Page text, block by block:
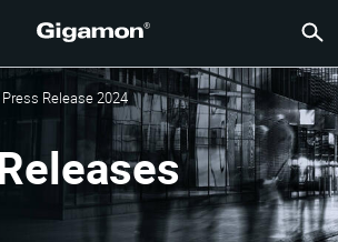
파이프라인 (GIGAMON DEEP
클라
기가몬
AWS
네트
기가몬
SSL/
애플리
데이
기가몬
HC 시리
트래
기가몬
클라
클라우
멀티 클
클라우
횡구간(
데이
도구 비
중단 없
제어 기
네트
제로 트
네트워
산업계
연방
금융 서
헬스케어
IoT, OT,
파트
기술 제
채널 파
파트너
파트
파트너
이미
파트너
개요
지원 및
정책
보증
지원
지원 문
교육 서
전문가
VÜE
고객
토론 포
참조 문
제품 문
고객
View 모
리소스
리소스
학습 센
기술 허
웨비나
하는 이유
뉴스
블로그
이벤트
뉴스룸
회사
기업 소
채용정보
고객
Press Release 2024